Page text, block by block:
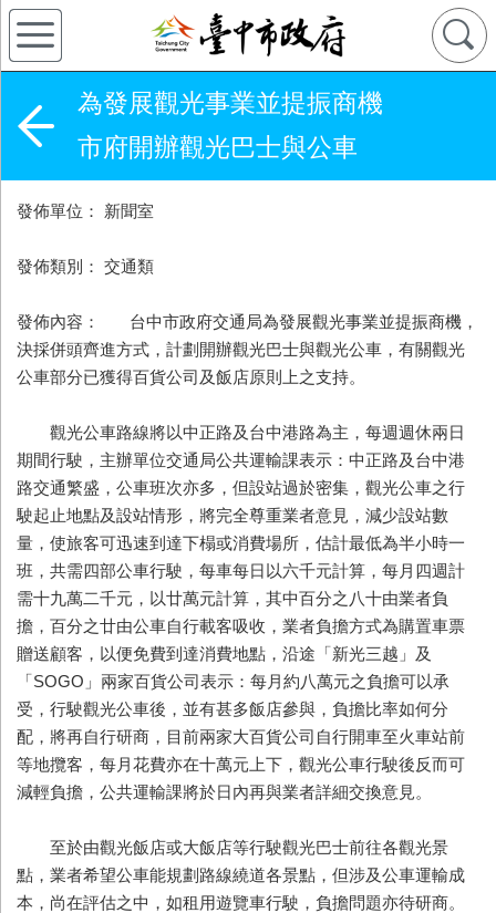
為發展觀光事業並提振商機
市府開辦觀光巴士與公車
發佈單位： 新聞室
發佈類別： 交通類
發佈內容： 台中市政府交通局為發展觀光事業並提振商機，
決採併頭齊進方式，計劃開辦觀光巴士與觀光公車，有關觀光
公車部分已獲得百貨公司及飯店原則上之支持。
觀光公車路線將以中正路及台中港路為主，每週週休兩日
期間行駛，主辦單位交通局公共運輸課表示：中正路及台中港
路交通繁盛，公車班次亦多，但設站過於密集，觀光公車之行
駛起止地點及設站情形，將完全尊重業者意見，減少設站數
量，使旅客可迅速到達下榻或消費場所，估計最低為半小時一
班，共需四部公車行駛，每車每日以六千元計算，每月四週計
需十九萬二千元，以廿萬元計算，其中百分之八十由業者負
擔，百分之廿由公車自行載客吸收，業者負擔方式為購置車票
贈送顧客，以便免費到達消費地點，沿途「新光三越」及
「SOGO」兩家百貨公司表示：每月約八萬元之負擔可以承
受，行駛觀光公車後，並有甚多飯店參與，負擔比率如何分
配，將再自行研商，目前兩家大百貨公司自行開車至火車站前
等地攬客，每月花費亦在十萬元上下，觀光公車行駛後反而可
減輕負擔，公共運輸課將於日內再與業者詳細交換意見。
至於由觀光飯店或大飯店等行駛觀光巴士前往各觀光景
點，業者希望公車能規劃路線繞道各景點，但涉及公車運輸成
本，尚在評估之中，如租用遊覽車行駛，負擔問題亦待研商。